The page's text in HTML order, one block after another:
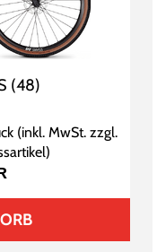
(48)
(inkl. MwSt. zzgl.
)